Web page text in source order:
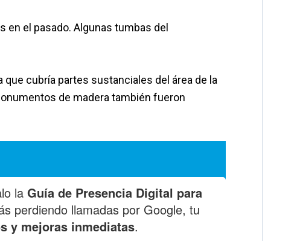
el pasado. Algunas tumbas del
cubría partes sustanciales del área de la
de madera también fueron